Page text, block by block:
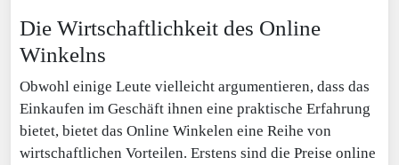
Die Wirtschaftlichkeit des Online
Winkelns
Obwohl einige Leute vielleicht argumentieren, dass das
Einkaufen im Geschäft ihnen eine praktische Erfahrung
bietet, bietet das Online Winkelen eine Reihe von
wirtschaftlichen Vorteilen. Erstens sind die Preise online